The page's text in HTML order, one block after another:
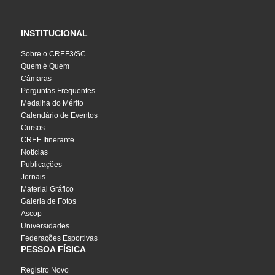
INSTITUCIONAL
Sobre o CREF3/SC
Quem é Quem
Câmaras
Perguntas Frequentes
Medalha do Mérito
Calendário de Eventos
Cursos
CREF Itinerante
Notícias
Publicações
Jornais
Material Gráfico
Galeria de Fotos
Ascop
Universidades
Federações Esportivas
PESSOA FÍSICA
Registro Novo